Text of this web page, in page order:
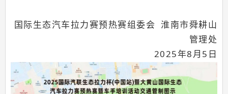
国际生态汽车拉力赛预热赛组委会 淮南市舜耕山
管理处
2025年8月5日